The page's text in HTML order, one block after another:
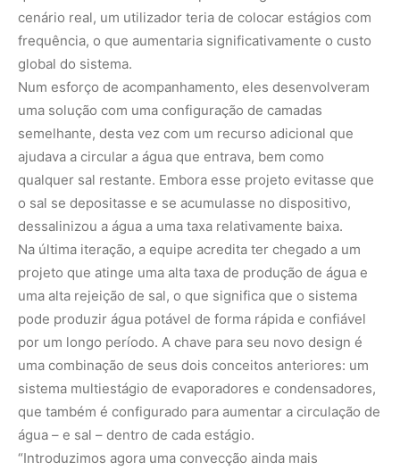
cenário real, um utilizador teria de colocar estágios com
frequência, o que aumentaria significativamente o custo
global do sistema.
Num esforço de acompanhamento, eles desenvolveram
uma solução com uma configuração de camadas
semelhante, desta vez com um recurso adicional que
ajudava a circular a água que entrava, bem como
qualquer sal restante. Embora esse projeto evitasse que
o sal se depositasse e se acumulasse no dispositivo,
dessalinizou a água a uma taxa relativamente baixa.
Na última iteração, a equipe acredita ter chegado a um
projeto que atinge uma alta taxa de produção de água e
uma alta rejeição de sal, o que significa que o sistema
pode produzir água potável de forma rápida e confiável
por um longo período. A chave para seu novo design é
uma combinação de seus dois conceitos anteriores: um
sistema multiestágio de evaporadores e condensadores,
que também é configurado para aumentar a circulação de
água – e sal – dentro de cada estágio.
“Introduzimos agora uma convecção ainda mais